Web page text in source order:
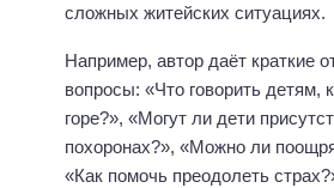
сложных житейских ситуациях.
Например, автор даёт краткие
вопросы: «Что говорить детям,
горе?», «Могут ли дети
похоронах?», «Можно ли
«Как помочь преодолеть